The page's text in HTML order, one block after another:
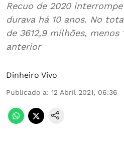
Recuo de 2020
durava há 10 anos. No
de 3612,9 milhões, menos
anterior
Dinheiro Vivo
Publicado a: 12 Abril 2021, 06:36